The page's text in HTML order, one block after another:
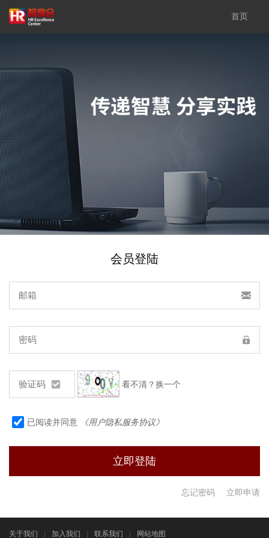
首页
会员登陆
看不清？换一个
已阅读并同意 《用户隐私服务协议》
忘记密码 立即申请
关于我们 加入我们 联系我们 网站地图